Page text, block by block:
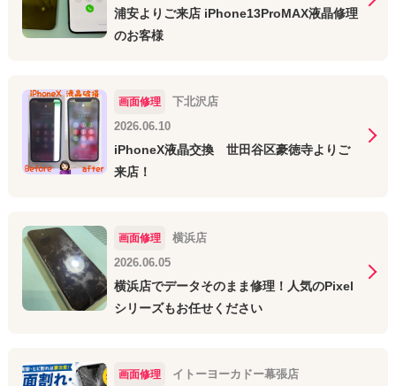
浦安よりご来店 iPhone13ProMAX液晶修理
のお客様
画面修理
下北沢店
2026.06.10
iPhoneX液晶交換 世田谷区豪徳寺よりご
来店！
画面修理
横浜店
2026.06.05
横浜店でデータそのまま修理！人気のPixel
シリーズもお任せください
画面修理
イトーヨーカドー幕張店